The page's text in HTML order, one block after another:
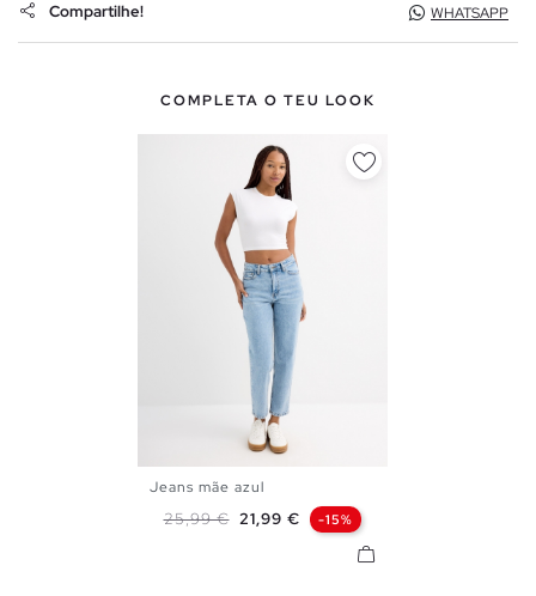
Compartilhe! WHATSAPP
COMPLETA O TEU LOOK
Jeans mãe azul
Preço normal
25,99 € Preço
21,99 € -15%